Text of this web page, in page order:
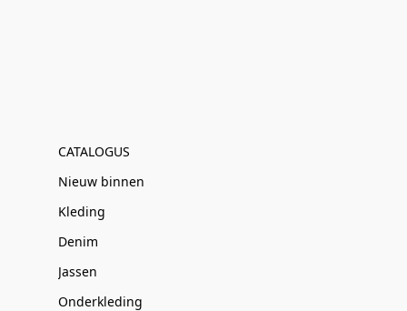
CATALOGUS
Nieuw binnen
Kleding
Denim
Jassen
Onderkleding